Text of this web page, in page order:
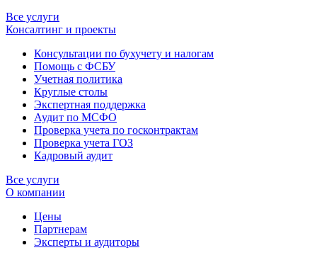
Все услуги
Консалтинг и проекты
Консультации по бухучету и налогам
Помощь с ФСБУ
Учетная политика
Круглые столы
Экспертная поддержка
Аудит по МСФО
Проверка учета по госконтрактам
Проверка учета ГОЗ
Кадровый аудит
Все услуги
О компании
Цены
Партнерам
Эксперты и аудиторы